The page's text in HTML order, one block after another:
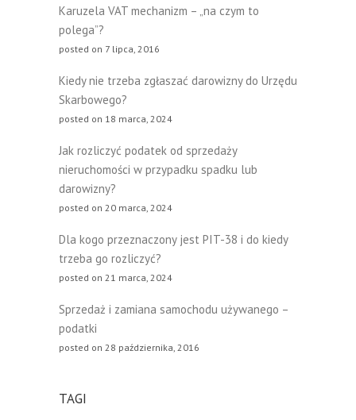
Karuzela VAT mechanizm – „na czym to
polega”?
posted on 7 lipca, 2016
Kiedy nie trzeba zgłaszać darowizny do Urzędu
Skarbowego?
posted on 18 marca, 2024
Jak rozliczyć podatek od sprzedaży
nieruchomości w przypadku spadku lub
darowizny?
posted on 20 marca, 2024
Dla kogo przeznaczony jest PIT-38 i do kiedy
trzeba go rozliczyć?
posted on 21 marca, 2024
Sprzedaż i zamiana samochodu używanego –
podatki
posted on 28 października, 2016
TAGI